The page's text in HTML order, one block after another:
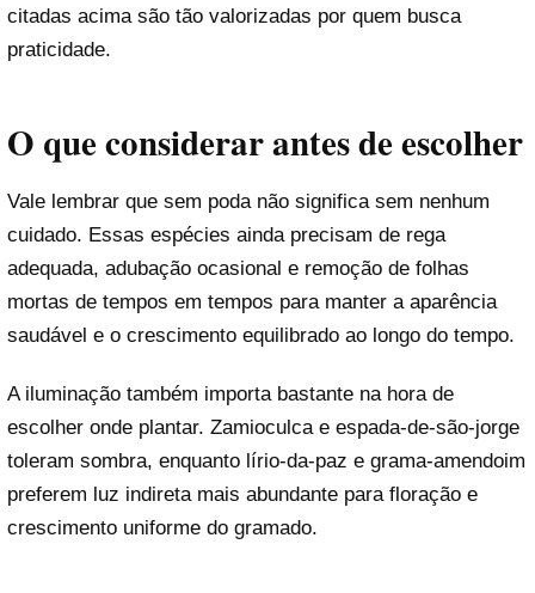
citadas acima são tão valorizadas por quem busca
praticidade.
O que considerar antes de escolher
Vale lembrar que sem poda não significa sem nenhum
cuidado. Essas espécies ainda precisam de rega
adequada, adubação ocasional e remoção de folhas
mortas de tempos em tempos para manter a aparência
saudável e o crescimento equilibrado ao longo do tempo.
A iluminação também importa bastante na hora de
escolher onde plantar. Zamioculca e espada-de-são-jorge
toleram sombra, enquanto lírio-da-paz e grama-amendoim
preferem luz indireta mais abundante para floração e
crescimento uniforme do gramado.